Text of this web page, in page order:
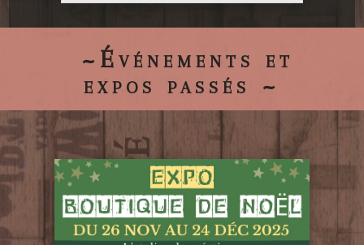
~Événements et
expos passés ~